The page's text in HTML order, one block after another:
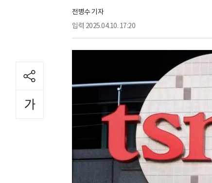
전병수 기자
입력 2025.04.10. 17:20